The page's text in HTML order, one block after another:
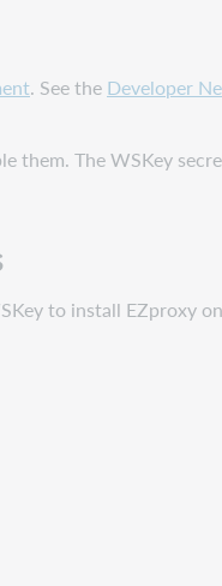
. See the Developer
them. The WSKey
to install EZproxy